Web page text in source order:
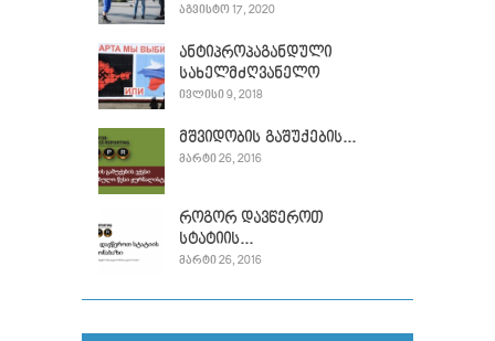
ᲐᲒᲕᲘᲡᲢᲝ 17, 2020
ანტიპროპაგანდული
სახელმძღვანელო
ᲘᲕᲚᲘᲡᲘ 9, 2018
მშვიდობის გაშუქების...
ᲛᲐᲠᲢᲘ 26, 2016
როგორ დავწეროთ
სტატიის...
ᲛᲐᲠᲢᲘ 26, 2016